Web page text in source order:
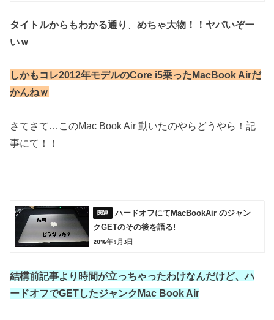
タイトルからもわかる通り 、めちゃ大物！！ヤバいぞー
いｗ
しかもコレ2012年モデルのCore i5乗ったMacBook Airだ
かんねｗ
さてさて…このMac Book Air 動いたのやらどうやら！記
事にて！！
ハードオフにてMacBookAir のジャン
クGETのその後を語る!
2016年9月3日
結構前記事より時間が立っちゃったわけなんだけど、ハ
ードオフでGETしたジャンクMac Book Air